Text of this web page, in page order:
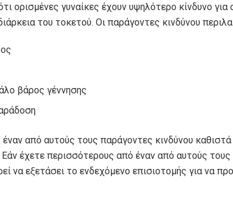
ορισμένες γυναίκες έχουν υψηλότερο κίνδυνο για
του τοκετού. Οι παράγοντες κινδύνου
βάρος γέννησης
από αυτούς τους παράγοντες κινδύνου καθιστά
Εάν έχετε περισσότερους από έναν από αυτούς
να εξετάσει το ενδεχόμενο επισιοτομής για να